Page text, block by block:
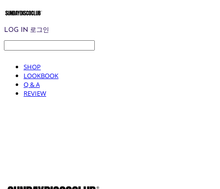
LOG IN 로그인
SHOP
LOOKBOOK
Q & A
REVIEW